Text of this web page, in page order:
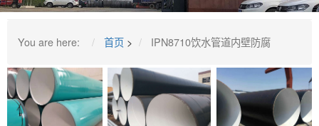
You are here: 首页 > IPN8710饮水管道内壁防腐